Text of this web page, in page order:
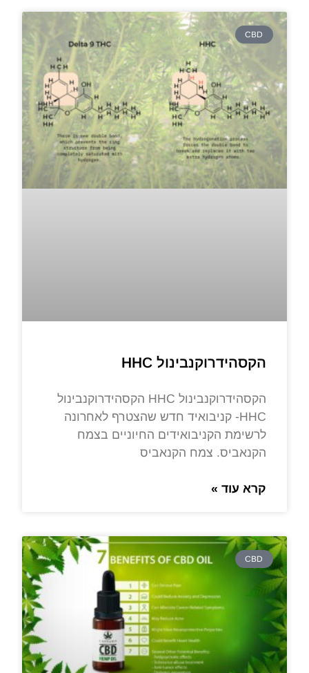
CBD
הקסהידרוקנבינול HHC
הקסהידרוקנבינול HHC הקסהידרוקנבינול
HHC- קניבואיד חדש שהצטרף לאחרונה
לרשימת הקניבואידים החיוניים בצמח
הקנאביס. צמח הקנאביס
קרא עוד »
CBD